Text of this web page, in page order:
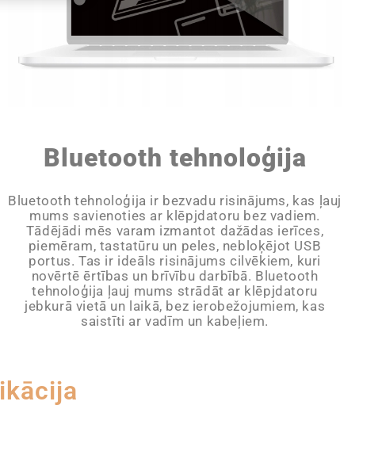
Bluetooth tehnoloģija
Bluetooth tehnoloģija ir bezvadu risinājums, kas ļauj
mums savienoties ar klēpjdatoru bez vadiem.
Tādējādi mēs varam izmantot dažādas ierīces,
piemēram, tastatūru un peles, nebloķējot USB
portus. Tas ir ideāls risinājums cilvēkiem, kuri
novērtē ērtības un brīvību darbībā. Bluetooth
tehnoloģija ļauj mums strādāt ar klēpjdatoru
jebkurā vietā un laikā, bez ierobežojumiem, kas
saistīti ar vadīm un kabeļiem.